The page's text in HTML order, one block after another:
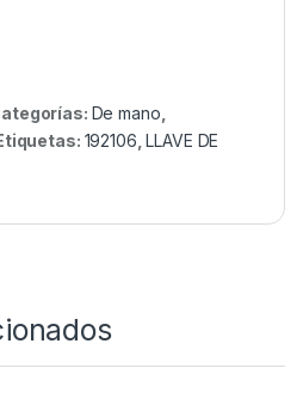
De mano
192106 ,LLAVE DE